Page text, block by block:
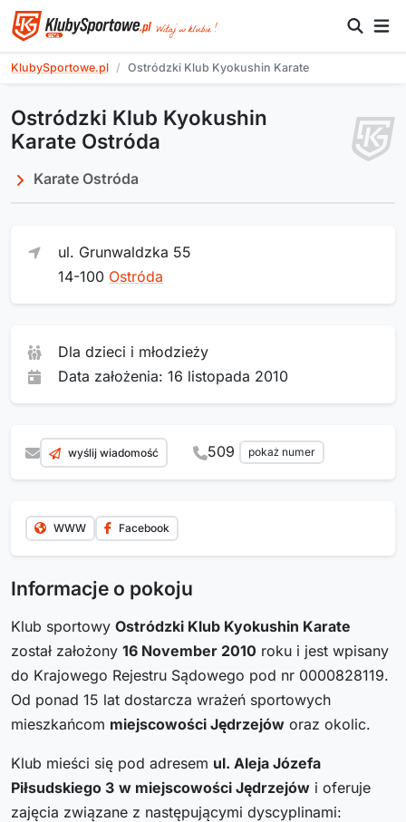
KlubySportowe.pl Ostródzki Klub Kyokushin Karate
Ostródzki Klub Kyokushin
Karate Ostróda
Karate Ostróda
ul. Grunwaldzka 55
14-100 Ostróda
Dla dzieci i młodzieży
Data założenia: 16 listopada 2010
wyślij wiadomość 509 pokaż numer
WWW Facebook
Informacje o pokoju
Klub sportowy Ostródzki Klub Kyokushin Karate
został założony 16 November 2010 roku i jest wpisany
do Krajowego Rejestru Sądowego pod nr 0000828119.
Od ponad 15 lat dostarcza wrażeń sportowych
mieszkańcom miejscowości Jędrzejów oraz okolic.
Klub mieści się pod adresem ul. Aleja Józefa
Piłsudskiego 3 w miejscowości Jędrzejów i oferuje
zajęcia związane z następującymi dyscyplinami: